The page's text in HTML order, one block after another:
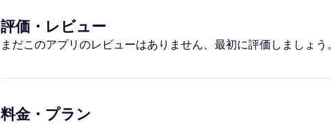
評価・レビュー
まだこのアプリのレビューはありません、最初に評価しましょう。
料金・プラン